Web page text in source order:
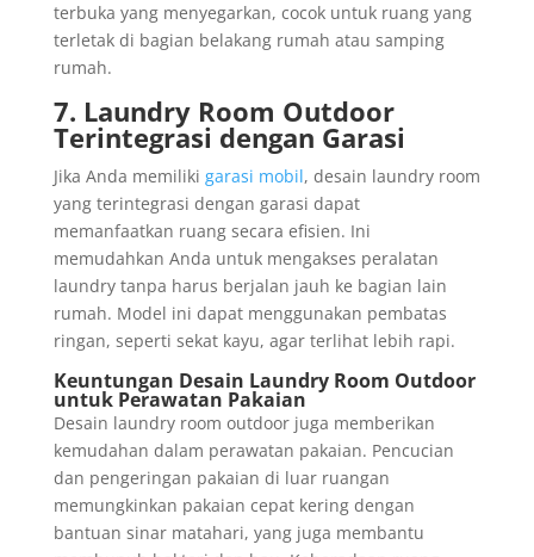
terbuka yang menyegarkan, cocok untuk ruang yang
terletak di bagian belakang rumah atau samping
rumah.
7. Laundry Room Outdoor
Terintegrasi dengan Garasi
Jika Anda memiliki garasi mobil, desain laundry room
yang terintegrasi dengan garasi dapat
memanfaatkan ruang secara efisien. Ini
memudahkan Anda untuk mengakses peralatan
laundry tanpa harus berjalan jauh ke bagian lain
rumah. Model ini dapat menggunakan pembatas
ringan, seperti sekat kayu, agar terlihat lebih rapi.
Keuntungan Desain Laundry Room Outdoor
untuk Perawatan Pakaian
Desain laundry room outdoor juga memberikan
kemudahan dalam perawatan pakaian. Pencucian
dan pengeringan pakaian di luar ruangan
memungkinkan pakaian cepat kering dengan
bantuan sinar matahari, yang juga membantu